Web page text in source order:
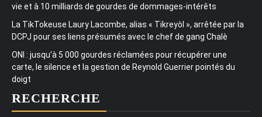
vie et à 10 milliards de gourdes de dommages-intérêts
La TikTokeuse Laury Lacombe, alias « Tikreyòl », arrêtée par la
DCPJ pour ses liens présumés avec le chef de gang Chalè
ONI : jusqu’à 5 000 gourdes réclamées pour récupérer une
carte, le silence et la gestion de Reynold Guerrier pointés du
doigt
RECHERCHE